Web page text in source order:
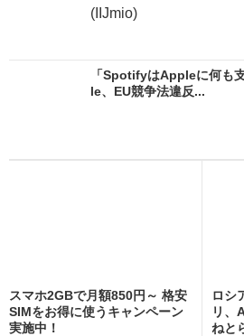
(IIJmio)
「SpotifyはAppleに何も
le、EU競争法違反...
スマホ2GBで月額850円～ 格安
SIMをお得に使うキャンペーン
実施中！
ロシ
リ、
ねと